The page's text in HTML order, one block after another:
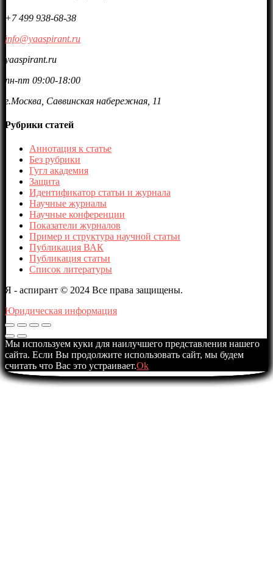
+7 499 938-68-38
info@yaaspirant.ru
yaaspirant.ru
пн-пт 09:00-18:00
г.Москва, Саввинская набережная, 11
Рубрики статей
Аннотация к статье
Без рубрики
Гугл академия
Защита
Идентификатор статьи и журнала
Научные журналы
Научные конференции
Показатели журналов
Пример и структура научной статьи
Публикация ВАК
Публикация статьи
Список литературы
Я - аспирант © 2024 Все права защищены.
Юридическая информация
Мы используем куки для наилучшего представления нашего
сайта. Если Вы продолжите использовать сайт, мы будем
считать что Вас это устраивает.Ok